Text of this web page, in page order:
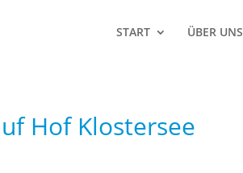
START ÜBER UNS
Hof Klostersee